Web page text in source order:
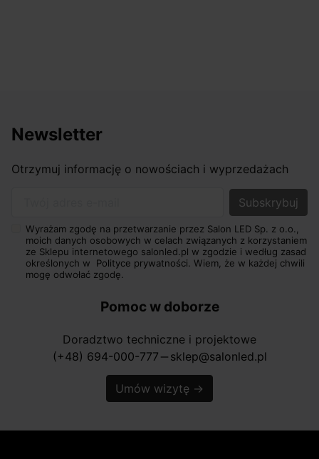
Newsletter
Otrzymuj informację o nowościach i wyprzedażach
Wyrażam zgodę na przetwarzanie przez Salon LED Sp. z o.o.,
moich danych osobowych w celach związanych z korzystaniem
ze Sklepu internetowego salonled.pl w zgodzie i według zasad
określonych w Polityce prywatności. Wiem, że w każdej chwili
mogę odwołać zgodę.
Pomoc w doborze
Doradztwo techniczne i projektowe
(+48) 694-000-777 horizontal_rule sklep@salonled.pl
Umów wizytę →